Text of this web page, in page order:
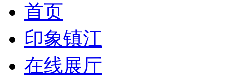
首页
印象镇江
在线展厅